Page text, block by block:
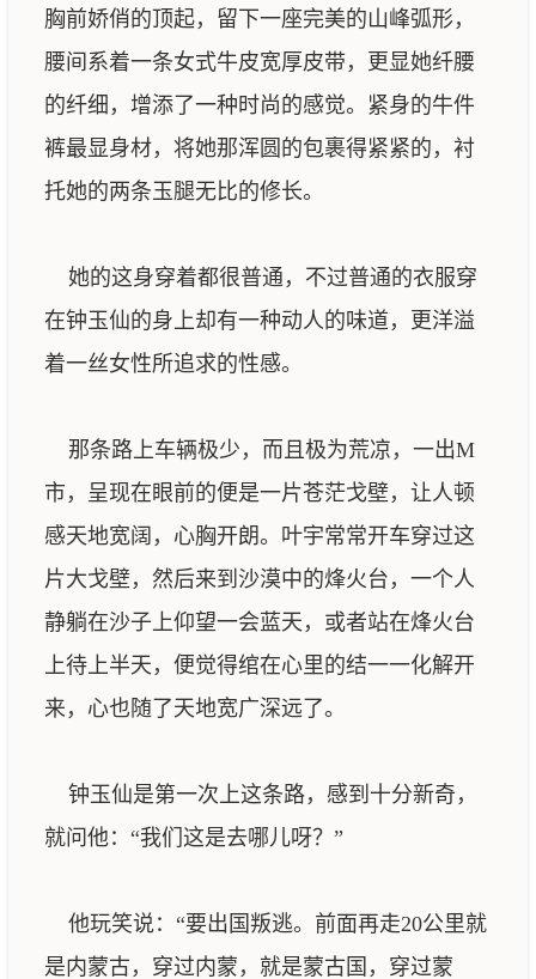
胸前娇俏的顶起，留下一座完美的山峰弧形，
腰间系着一条女式牛皮宽厚皮带，更显她纤腰
的纤细，增添了一种时尚的感觉。紧身的牛件
裤最显身材，将她那浑圆的包裹得紧紧的，衬
托她的两条玉腿无比的修长。
她的这身穿着都很普通，不过普通的衣服穿
在钟玉仙的身上却有一种动人的味道，更洋溢
着一丝女性所追求的性感。
那条路上车辆极少，而且极为荒凉，一出M
市，呈现在眼前的便是一片苍茫戈壁，让人顿
感天地宽阔，心胸开朗。叶宇常常开车穿过这
片大戈壁，然后来到沙漠中的烽火台，一个人
静躺在沙子上仰望一会蓝天，或者站在烽火台
上待上半天，便觉得绾在心里的结一一化解开
来，心也随了天地宽广深远了。
钟玉仙是第一次上这条路，感到十分新奇，
就问他：“我们这是去哪儿呀？”
他玩笑说：“要出国叛逃。前面再走20公里就
是内蒙古，穿过内蒙，就是蒙古国，穿过蒙